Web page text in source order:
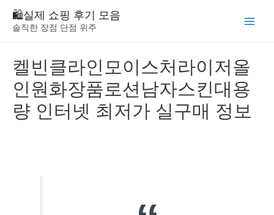
🛍️실제 쇼핑 후기 모음
솔직한 장점 단점 위주
켈빈클라인모이스처라이저올
인원화장품로션남자스킨대용
량 인터넷 최저가 실구매 정보